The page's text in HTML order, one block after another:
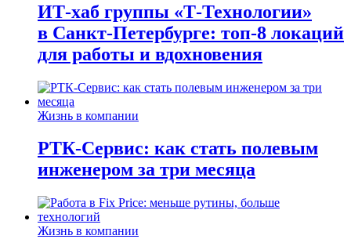
ИТ-хаб группы «Т-Технологии»
в Санкт-Петербурге: топ-8 локаций
для работы и вдохновения
Жизнь в компании
РТК-Сервис: как стать полевым
инженером за три месяца
Жизнь в компании